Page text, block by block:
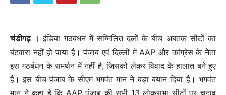
चंडीगढ़ । इंडिया गठबंधन में सम्मिलित दलों के बीच अबतक सीटों का
बंटवारा नहीं हो पाया है। पंजाब एवं दिल्ली में AAP और कांग्रेस के नेता
इस गठबंधन के समर्थन में नहीं है, जिसको लेकर विवाद के हालात बने हुए
है। इस बीच पंजाब के सीएम भगवंत मान ने बड़ा बयान दिया है। भगवंत